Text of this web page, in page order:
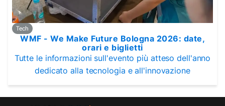
Tech
WMF - We Make Future Bologna 2026: date,
orari e biglietti
Tutte le informazioni sull'evento più atteso dell'anno
dedicato alla tecnologia e all'innovazione